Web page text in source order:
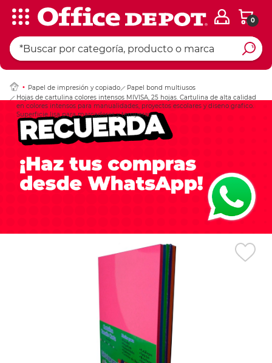
0
Papel de impresión y copiado
Papel bond multiusos
Hojas de cartulina colores intensos MIVISA, 25 hojas. Cartulina de alta calidad
en colores intensos para manualidades, proyectos escolares y diseno grafico.
Superficie lisa para marcadores y temperas.
Ingresar Codigo